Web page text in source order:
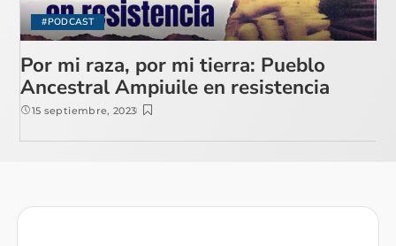
#PODCAST
Por mi raza, por mi tierra: Pueblo
Ancestral Ampiuile en resistencia
15 septiembre, 2023